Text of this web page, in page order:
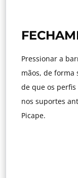
Pressionar a
mãos, de
de que os
nos suportes
Picape.